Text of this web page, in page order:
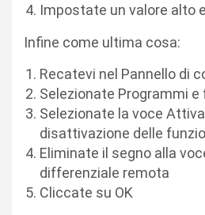
Impostate un valore alto
Infine come ultima cosa:
Recatevi nel Pannello di
Selezionate Programmi
Selezionate la voce
disattivazione delle
Eliminate il segno alla
differenziale remota
Cliccate su OK